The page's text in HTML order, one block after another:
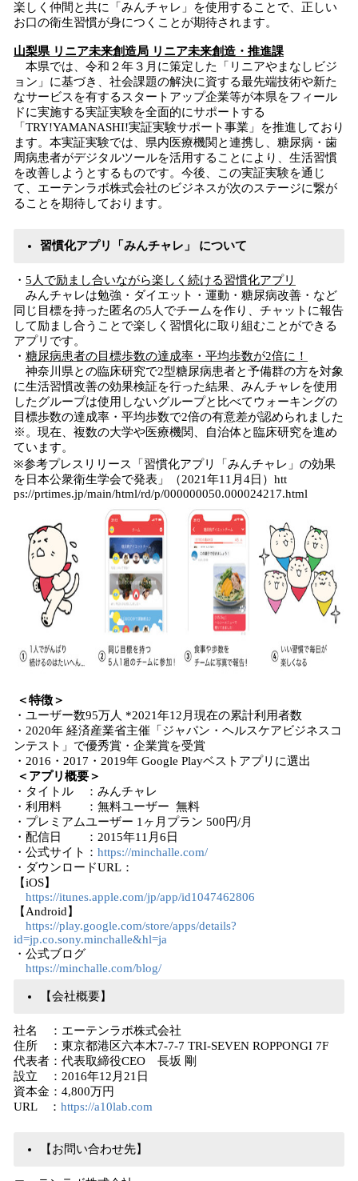
楽しく仲間と共に「みんチャレ」を使用することで、正しい
お口の衛生習慣が身につくことが期待されます。
山梨県 リニア未来創造局 リニア未来創造・推進課
本県では、令和２年３月に策定した「リニアやまなしビジ
ョン」に基づき、社会課題の解決に資する最先端技術や新た
なサービスを有するスタートアップ企業等が本県をフィール
ドに実施する実証実験を全面的にサポートする
「TRY!YAMANASHI!実証実験サポート事業」を推進しており
ます。本実証実験では、県内医療機関と連携し、糖尿病・歯
周病患者がデジタルツールを活用することにより、生活習慣
を改善しようとするものです。今後、この実証実験を通じ
て、エーテンラボ株式会社のビジネスが次のステージに繋が
ることを期待しております。
習慣化アプリ「みんチャレ」 について
・ 5人で励まし合いながら楽しく続ける習慣化アプリ
みんチャレは勉強・ダイエット・運動・糖尿病改善・など
同じ目標を持った匿名の5人でチームを作り、チャットに報告
して励まし合うことで楽しく習慣化に取り組むことができる
アプリです。
・ 糖尿病患者の目標歩数の達成率・平均歩数が2倍に！
神奈川県との臨床研究で2型糖尿病患者と予備群の方を対象
に生活習慣改善の効果検証を行った結果、みんチャレを使用
したグループは使用しないグループと比べてウォーキングの
目標歩数の達成率・平均歩数で2倍の有意差が認められました
※。現在、複数の大学や医療機関、自治体と臨床研究を進め
ています。
※参考プレスリリース「習慣化アプリ「みんチャレ」の効果
を日本公衆衛生学会で発表」（2021年11月4日）htt
ps://prtimes.jp/main/html/rd/p/000000050.000024217.html
＜特徴＞
・ユーザー数95万人 *2021年12月現在の累計利用者数
・2020年 経済産業省主催「ジャパン・ヘルスケアビジネスコ
ンテスト」で優秀賞・企業賞を受賞
・2016・2017・2019年 Google Playベストアプリに選出
＜アプリ概要＞
・タイトル ：みんチャレ
・利用料 ：無料ユーザー 無料
・プレミアムユーザー 1ヶ月プラン 500円/月
・配信日 ：2015年11月6日
・公式サイト： https://minchalle.com/
・ダウンロードURL：
【iOS】
https://itunes.apple.com/jp/app/id1047462806
【Android】
https://play.google.com/store/apps/details?
id=jp.co.sony.minchalle&hl=ja
・公式ブログ
https://minchalle.com/blog/
【会社概要】
社名 ：エーテンラボ株式会社
住所 ：東京都港区六本木7-7-7 TRI-SEVEN ROPPONGI 7F
代表者：代表取締役CEO 長坂 剛
設立 ：2016年12月21日
資本金：4,800万円
URL ： https://a10lab.com
【お問い合わせ先】